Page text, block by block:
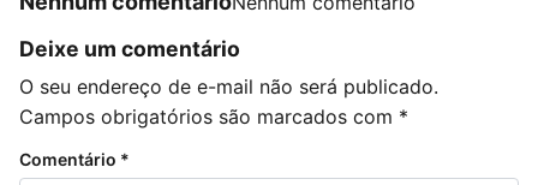
Deixe um comentário
O seu endereço de e-mail não será publicado.
Campos obrigatórios são marcados com *
Comentário *